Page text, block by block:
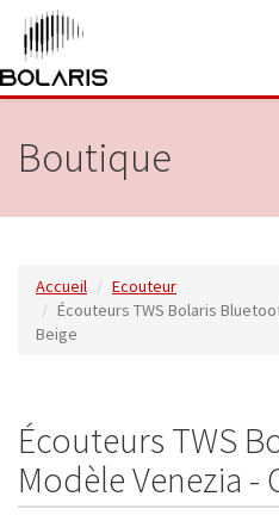
Boutique
Accueil
Ecouteur
Écouteurs TWS Bolaris
Beige
Écouteurs TWS
Modèle Venezia -